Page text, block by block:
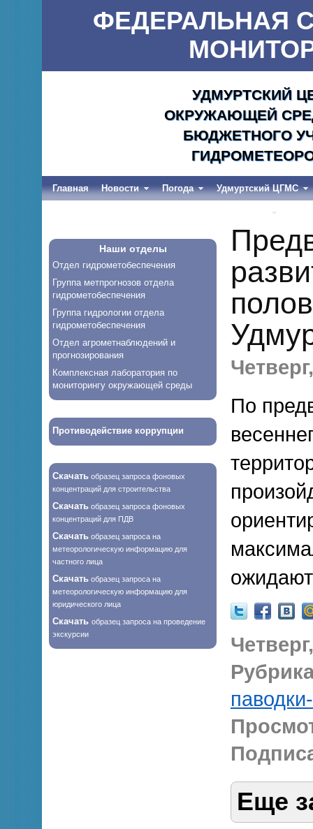
ФЕДЕРАЛЬНАЯ
УДМУРТСКИЙ
ОКРУЖАЮЩЕЙ
БЮДЖЕТНОГО
Главная Новости Погода Удмуртский ЦГМС
Наши отделы
Отдел гидрометобеспечения
Группа метпрогнозов отдела
гидрометобеспечения
Группа гидрологии отдела
гидрометобеспечения
Отдел агрометнаблюдений и
прогнозирования
Комплексная лаборатория по
мониторингу окружающей среды
Противодействие коррупции
Скачать образец запроса фоновых
концентраций для строительства
Скачать образец запроса фоновых
концентраций для ПДВ
Скачать образец запроса на
метеорологическую информацию для
частного лица
Скачать образец запроса на
метеорологическую информацию для
юридического лица
Скачать образец запроса на проведение
экскурсии
По
Еще